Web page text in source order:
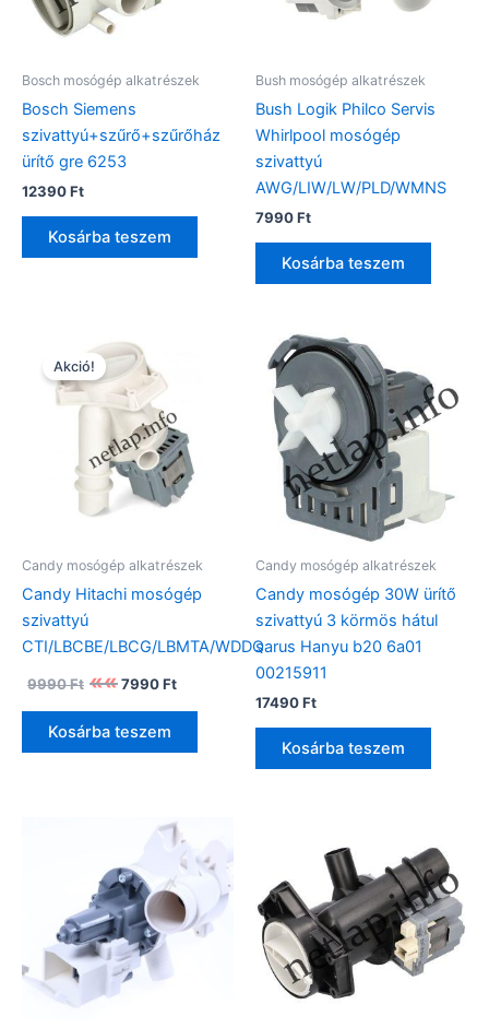
Bosch mosógép alkatrészek
Bosch Siemens
szivattyú+szűrő+szűrőház
ürítő gre 6253
12390Ft
Kosárba teszem
Bush mosógép alkatrészek
Bush Logik Philco Servis
Whirlpool mosógép
szivattyú
AWG/LIW/LW/PLD/WMNS
7990Ft
Kosárba teszem
Akció!
Candy mosógép alkatrészek
Candy Hitachi mosógép
szivattyú
CTI/LBCBE/LBCG/LBMTA/WDDQ
9990Ft
Original
price
was:
9990 Ft.
7990Ft
price
is:
Kosárba teszem
Candy mosógép alkatrészek
Candy mosógép 30W ürítő
szivattyú 3 körmös hátul
sarus Hanyu b20 6a01
00215911
17490Ft
Kosárba teszem